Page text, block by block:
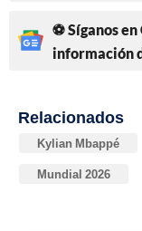
⚽ Síganos
información
Relacionados
Kylian Mbappé
Mundial 2026